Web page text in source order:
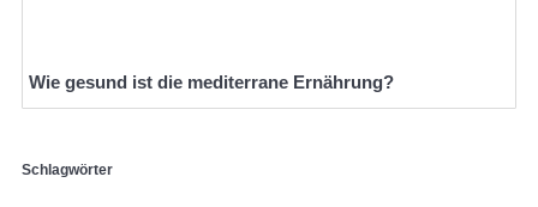
Wie gesund ist die mediterrane Ernährung?
Schlagwörter